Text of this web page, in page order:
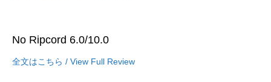
No Ripcord 6.0/10.0
全文はこちら / View Full Review